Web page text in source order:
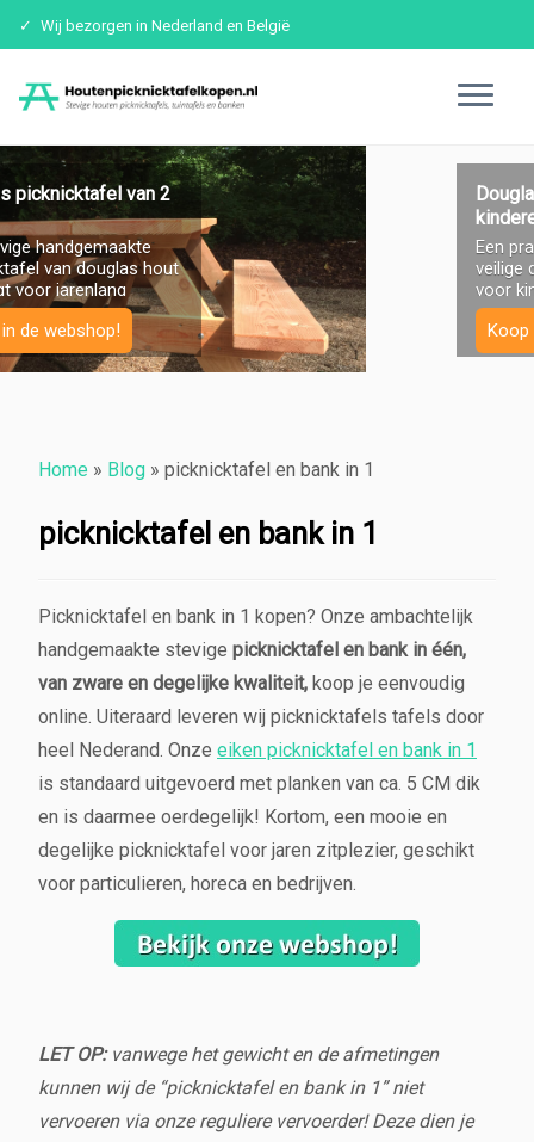
Ga
naar
inhoud
Wij bezorgen in Nederland en België
Douglas picknicktafel voor
kinderen
Een prachtige, stevige en
veilige douglas picknicktafel
voor kinderen! Zorgt voor
jarenlang zitplezier.
Koop in onze webshop
Home » Blog » picknicktafel en bank in 1
picknicktafel en bank in 1
Picknicktafel en bank in 1 kopen? Onze ambachtelijk
handgemaakte stevige picknicktafel en bank in één,
van zware en degelijke kwaliteit, koop je eenvoudig
online. Uiteraard leveren wij picknicktafels tafels door
heel Nederand. Onze eiken picknicktafel en bank in 1
is standaard uitgevoerd met planken van ca. 5 CM dik
en is daarmee oerdegelijk! Kortom, een mooie en
degelijke picknicktafel voor jaren zitplezier, geschikt
voor particulieren, horeca en bedrijven.
LET OP:vanwege het gewicht en de afmetingen
kunnen wij de “picknicktafel en bank in 1” niet
vervoeren via onze reguliere vervoerder! Deze dien je